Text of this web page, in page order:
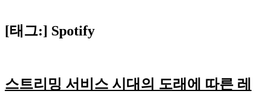
[태그:] Spotify
스트리밍 서비스 시대의 도래에 따른 레